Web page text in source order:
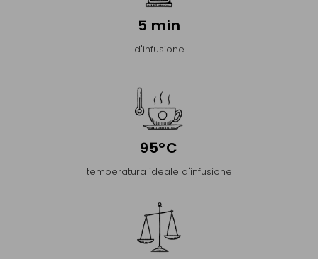
5 min
d'infusione
95°C
temperatura ideale d'infusione